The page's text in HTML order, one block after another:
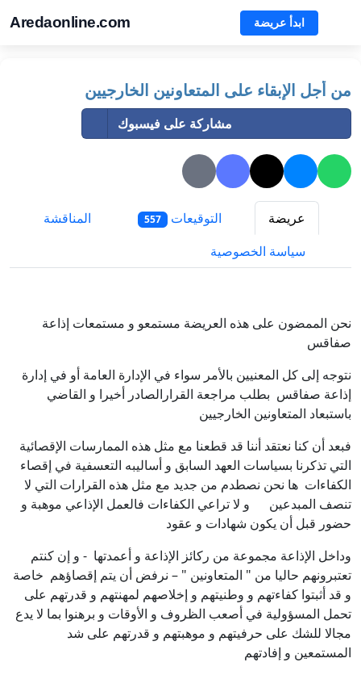
Aredaonline.com ابدأ عريضة
من أجل الإبقاء على المتعاونين الخارجيين
مشاركة على فيسبوك
عريضة التوقيعات 557
المناقشة
سياسة الخصوصية
نحن الممضون على هذه العريضة مستمعو و مستمعات إذاعة
صفاقس
نتوجه إلى كل المعنيين بالأمر سواء في الإدارة العامة أو في إدارة
إذاعة صفاقس بطلب مراجعة القرارالصادر أخيرا و القاضي
باستبعاد المتعاونين الخارجيين
فبعد أن كنا نعتقد أننا قد قطعنا مع مثل هذه الممارسات الإقصائية
التي تذكرنا بسياسات العهد السابق و أساليبه التعسفية في إقصاء
الكفاءات ها نحن نصطدم من جديد مع مثل هذه القرارات التي لا
تنصف المبدعين و لا تراعي الكفاءات فالعمل الإذاعي موهبة و
حضور قبل أن يكون شهادات و عقود
وداخل الإذاعة مجموعة من ركائز الإذاعة و أعمدتها - و إن كنتم
تعتبرونهم حاليا من " المتعاونين " – نرفض أن يتم إقصاؤهم خاصة
و قد أثبتوا كفاءتهم و وطنيتهم و إخلاصهم لمهنتهم و قدرتهم على
تحمل المسؤولية في أصعب الظروف و الأوقات و برهنوا بما لا يدع
مجالا للشك على حرفيتهم و موهبتهم و قدرتهم على شد
المستمعين و إفادتهم